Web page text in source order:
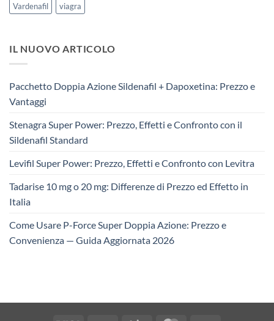
Vardenafil
viagra
IL NUOVO ARTICOLO
Pacchetto Doppia Azione Sildenafil + Dapoxetina: Prezzo e
Vantaggi
Stenagra Super Power: Prezzo, Effetti e Confronto con il
Sildenafil Standard
Levifil Super Power: Prezzo, Effetti e Confronto con Levitra
Tadarise 10 mg o 20 mg: Differenze di Prezzo ed Effetto in
Italia
Come Usare P-Force Super Doppia Azione: Prezzo e
Convenienza — Guida Aggiornata 2026